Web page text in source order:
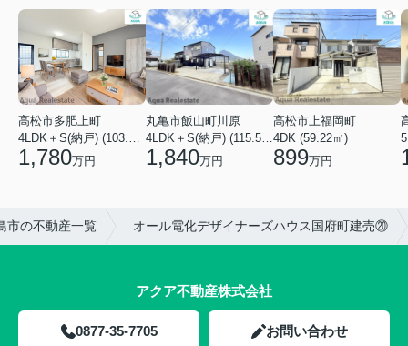
高松市多肥上町
4LDK＋S(納戸) (103.51㎡)
1,780万円
丸亀市飯山町川原
4LDK＋S(納戸) (115.52㎡)
1,840万円
高松市上福岡町
4DK (59.22㎡)
899万円
市の不動産一覧 オール電化デザイナーズハウス国府町建売⑳
アクア不動産株式会社
0877-35-7705 お問い合わせ